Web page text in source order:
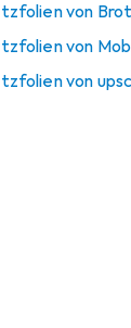
von
von
von